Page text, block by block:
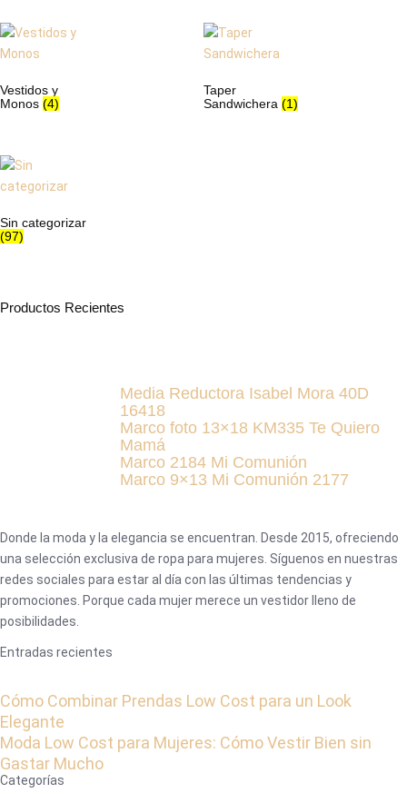
Vestidos y
Monos (4)
Taper
Sandwichera (1)
Sin categorizar
(97)
Productos Recientes
Media Reductora Isabel Mora 40D
16418
Marco foto 13×18 KM335 Te Quiero
Mamá
Marco 2184 Mi Comunión
Marco 9×13 Mi Comunión 2177
Donde la moda y la elegancia se encuentran. Desde 2015, ofreciendo
una selección exclusiva de ropa para mujeres. Síguenos en nuestras
redes sociales para estar al día con las últimas tendencias y
promociones. Porque cada mujer merece un vestidor lleno de
posibilidades.
Entradas recientes
Cómo Combinar Prendas Low Cost para un Look
Elegante
Moda Low Cost para Mujeres: Cómo Vestir Bien sin
Gastar Mucho
Categorías